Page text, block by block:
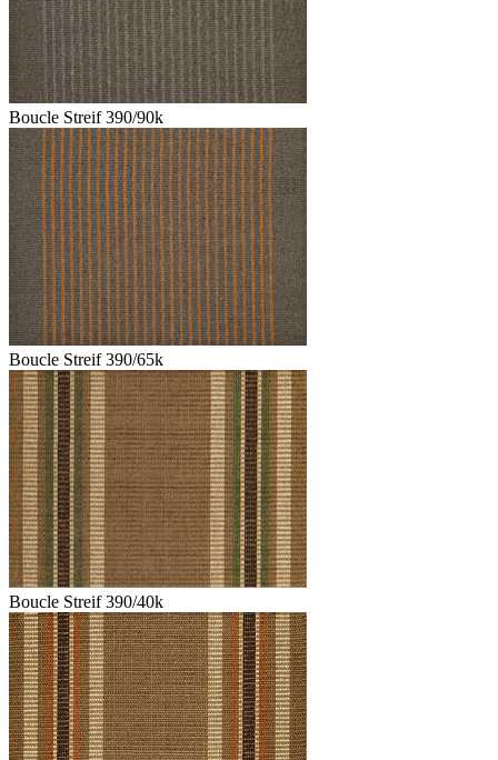
Boucle Streif 390/90k
Boucle Streif 390/65k
Boucle Streif 390/40k